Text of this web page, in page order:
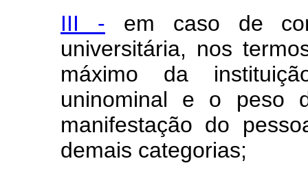
III - em caso de
universitária, nos
máximo da
uninominal e o peso
manifestação do
demais categorias;